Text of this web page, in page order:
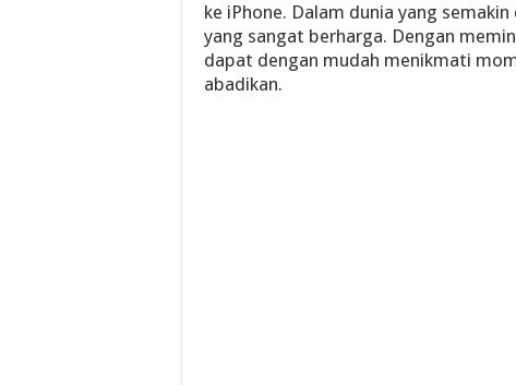
ke iPhone. Dalam dunia yang
yang sangat berharga. Dengan
dapat dengan mudah menikmati
abadikan.